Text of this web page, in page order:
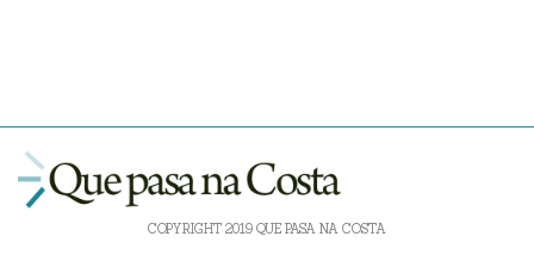
COPYRIGHT 2019 QUE PASA NA COSTA